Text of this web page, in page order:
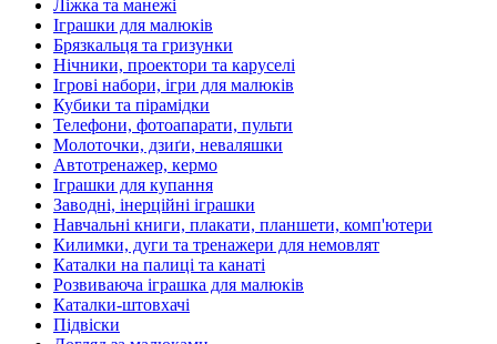
Ліжка та манежі
Іграшки для малюків
Брязкальця та гризунки
Нічники, проектори та каруселі
Ігрові набори, ігри для малюків
Кубики та пірамідки
Телефони, фотоапарати, пульти
Молоточки, дзиґи, неваляшки
Автотренажер, кермо
Іграшки для купання
Заводні, інерційні іграшки
Навчальні книги, плакати, планшети, комп'ютери
Килимки, дуги та тренажери для немовлят
Каталки на палиці та канаті
Розвиваюча іграшка для малюків
Каталки-штовхачі
Підвіски